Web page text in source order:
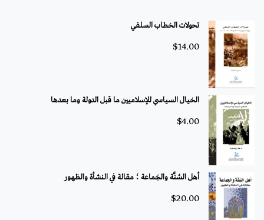
تحولات الخطاب السلفي
$14.00
الخيال السياسي للإسلاميين ما قبل الدولة وما بعدها
$4.00
أهل السُنَّة والجَماعة ؛ مقالة في النشأة والظهور
$20.00